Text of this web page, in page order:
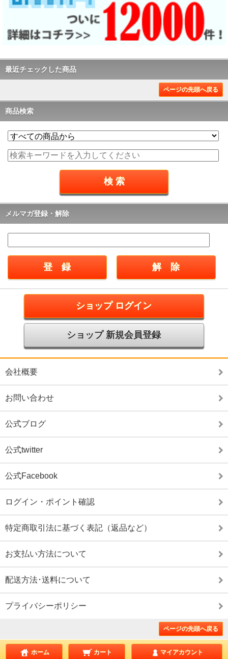
最近チェックした商品
ページの先頭へ戻る
商品検索
メルマガ登録・解除
ショップ ログイン
ショップ 新規会員登録
会社概要
お問い合わせ
公式ブログ
公式twitter
公式Facebook
ログイン・ポイント確認
特定商取引法に基づく表記（返品など）
お支払い方法について
配送方法･送料について
プライバシーポリシー
ページの先頭へ戻る
ホーム カート マイアカウント